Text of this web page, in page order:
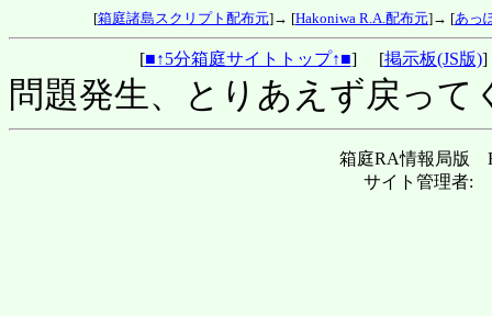
[箱庭諸島スクリプト配布元]→ [Hakoniwa R.A.配布元]→ [あっ
[■↑5分箱庭サイトトップ↑■] [掲示板(JS版)
問題発生、とりあえず戻って
箱庭RA情報局版
サイト管理者